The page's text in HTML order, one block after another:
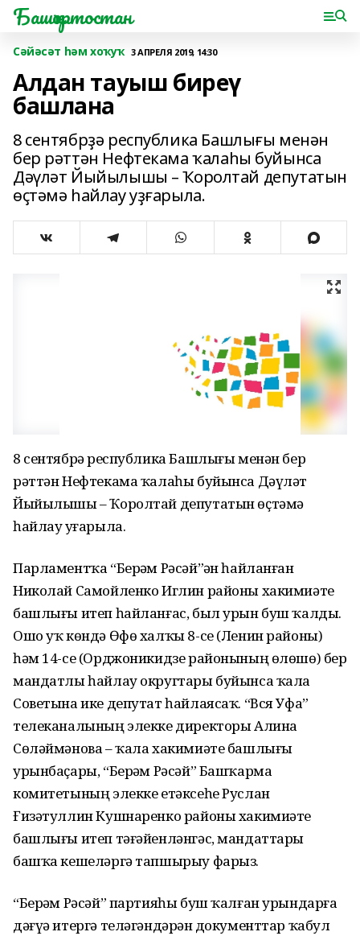
Башҡортостан
Сәйәсәт һәм хоҡуҡ 3 АПРЕЛЯ 2019, 14:30
Алдан тауыш биреү
башлана
8 сентябрҙә республика Башлығы менән
бер рәттән Нефтекама ҡалаһы буйынса
Дәүләт Йыйылышы – Ҡоролтай депутатын
өҫтәмә һайлау уҙғарыла.
8 сентябрҙә республика Башлығы менән бер
рәттән Нефтекама ҡалаһы буйынса Дәүләт
Йыйылышы – Ҡоролтай депутатын өҫтәмә
һайлау уҙғарыла.
Парламентҡа “Берҙәм Рәсәй”ҙән һайланған
Николай Самойленко Иглин районы хакимиәте
башлығы итеп һайланғас, был урын буш ҡалды.
Ошо уҡ көндә Өфө халҡы 8-се (Ленин районы)
һәм 14-се (Орджоникидзе районының өлөшө) бер
мандатлы һайлау округтары буйынса ҡала
Советына ике депутат һайлаясаҡ. “Вся Уфа”
телеканалының элекке директоры Алина
Сөләймәнова – ҡала хакимиәте башлығы
урынбаҫары, “Берҙәм Рәсәй” Башҡарма
комитетының элекке етәксеһе Руслан
Ғизәтуллин Кушнаренко районы хакимиәте
башлығы итеп тәғәйенләнгәс, мандаттарҙы
башҡа кешеләргә тапшырыу фарыз.
“Берҙәм Рәсәй” партияһы буш ҡалған урындарға
дәғүә итергә теләгәндәрҙән документтар ҡабул